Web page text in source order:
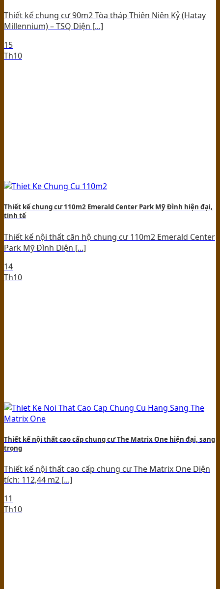
Thiết kế chung cư 90m2 Tòa tháp Thiên Niên Kỷ (Hatay
Millennium) – TSQ Diện [...]
15
Th10
Thiết kế chung cư 110m2 Emerald Center Park Mỹ Đình hiện đại,
tinh tế
Thiết kế nội thất căn hộ chung cư 110m2 Emerald Center
Park Mỹ Đình Diện [...]
14
Th10
Thiết kế nội thất cao cấp chung cư The Matrix One hiện đại, sang
trọng
Thiết kế nội thất cao cấp chung cư The Matrix One Diện
tích: 112,44 m2 [...]
11
Th10